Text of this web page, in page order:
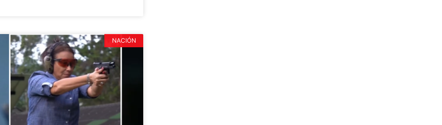
NACIÓN